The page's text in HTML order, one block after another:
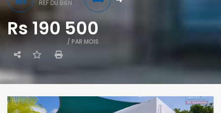
RÉF DU BIEN
Rs 190 500
/ PAR MOIS